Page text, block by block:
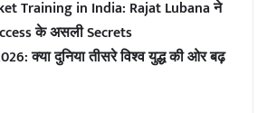
Training in India: Rajat Lubana ने
के असली Secrets
क्या दुनिया तीसरे विश्व युद्ध की ओर बढ़